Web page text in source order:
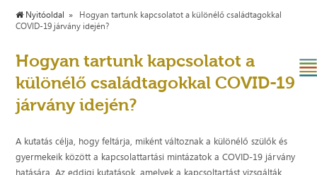
Nyitóoldal
Hogyan tartunk kapcsolatot a különélő családtagokkal
COVID-19 járvány idején?
Hogyan tartunk kapcsolatot a
különélő családtagokkal COVID-19
járvány idején?
A kutatás célja, hogy feltárja, miként változnak a különélő szülők és
gyermekeik között a kapcsolattartási mintázatok a COVID-19 járvány
hatására. Az eddigi kutatások, amelyek a kapcsoltartást vizsgálták